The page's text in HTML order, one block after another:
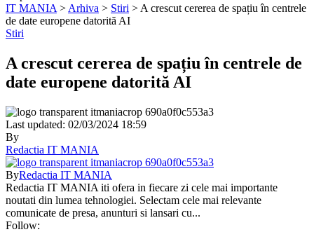
IT MANIA > Arhiva > Stiri > A crescut cererea de spațiu în centrele
de date europene datorită AI
Stiri
A crescut cererea de spațiu în centrele de
date europene datorită AI
Last updated: 02/03/2024 18:59
By
Redactia IT MANIA
ByRedactia IT MANIA
Redactia IT MANIA iti ofera in fiecare zi cele mai importante
noutati din lumea tehnologiei. Selectam cele mai relevante
comunicate de presa, anunturi si lansari cu...
Follow: